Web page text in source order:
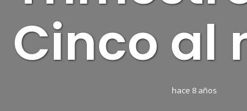
Cinco al
hace 8 años